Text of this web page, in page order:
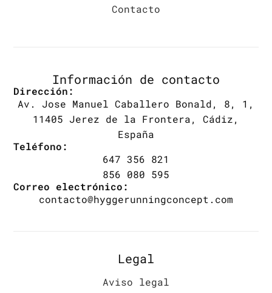
Contacto
Información de contacto
Dirección:
Av. Jose Manuel Caballero Bonald, 8, 1,
11405 Jerez de la Frontera, Cádiz,
España
Teléfono:
647 356 821
856 080 595
Correo electrónico:
contacto@hyggerunningconcept.com
Legal
Aviso legal